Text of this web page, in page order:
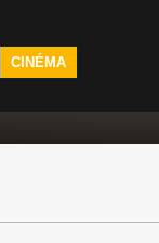
CINÉMA